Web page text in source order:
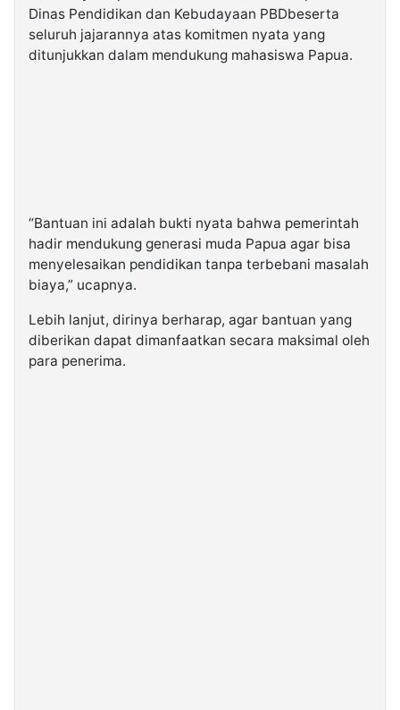
Dinas Pendidikan dan Kebudayaan PBDbeserta
seluruh jajarannya atas komitmen nyata yang
ditunjukkan dalam mendukung mahasiswa Papua.
“Bantuan ini adalah bukti nyata bahwa pemerintah
hadir mendukung generasi muda Papua agar bisa
menyelesaikan pendidikan tanpa terbebani masalah
biaya,” ucapnya.
Lebih lanjut, dirinya berharap, agar bantuan yang
diberikan dapat dimanfaatkan secara maksimal oleh
para penerima.